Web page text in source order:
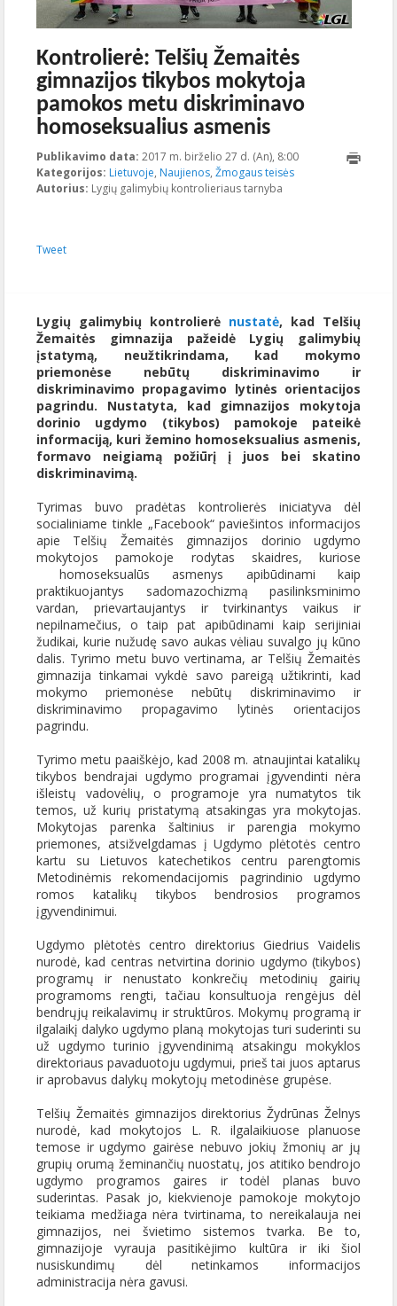
Kontrolierė: Telšių Žemaitės
gimnazijos tikybos mokytoja
pamokos metu diskriminavo
homoseksualius asmenis
Publikavimo data: 2017 m. birželio 27 d. (An), 8:00
Kategorijos: Lietuvoje, Naujienos, Žmogaus teisės
Autorius: Lygių galimybių kontrolieriaus tarnyba
Tweet
Lygių galimybių kontrolierė nustatė, kad Telšių
Žemaitės gimnazija pažeidė Lygių galimybių
įstatymą, neužtikrindama, kad mokymo
priemonėse nebūtų diskriminavimo ir
diskriminavimo propagavimo lytinės orientacijos
pagrindu. Nustatyta, kad gimnazijos mokytoja
dorinio ugdymo (tikybos) pamokoje pateikė
informaciją, kuri žemino homoseksualius asmenis,
formavo neigiamą požiūrį į juos bei skatino
diskriminavimą.
Tyrimas buvo pradėtas kontrolierės iniciatyva dėl
socialiniame tinkle „Facebook“ paviešintos informacijos
apie Telšių Žemaitės gimnazijos dorinio ugdymo
mokytojos pamokoje rodytas skaidres, kuriose
homoseksualūs asmenys apibūdinami kaip
praktikuojantys sadomazochizmą pasilinksminimo
vardan, prievartaujantys ir tvirkinantys vaikus ir
nepilnamečius, o taip pat apibūdinami kaip serijiniai
žudikai, kurie nužudę savo aukas vėliau suvalgo jų kūno
dalis. Tyrimo metu buvo vertinama, ar Telšių Žemaitės
gimnazija tinkamai vykdė savo pareigą užtikrinti, kad
mokymo priemonėse nebūtų diskriminavimo ir
diskriminavimo propagavimo lytinės orientacijos
pagrindu.
Tyrimo metu paaiškėjo, kad 2008 m. atnaujintai katalikų
tikybos bendrajai ugdymo programai įgyvendinti nėra
išleistų vadovėlių, o programoje yra numatytos tik
temos, už kurių pristatymą atsakingas yra mokytojas.
Mokytojas parenka šaltinius ir parengia mokymo
priemones, atsižvelgdamas į Ugdymo plėtotės centro
kartu su Lietuvos katechetikos centru parengtomis
Metodinėmis rekomendacijomis pagrindinio ugdymo
romos katalikų tikybos bendrosios programos
įgyvendinimui.
Ugdymo plėtotės centro direktorius Giedrius Vaidelis
nurodė, kad centras netvirtina dorinio ugdymo (tikybos)
programų ir nenustato konkrečių metodinių gairių
programoms rengti, tačiau konsultuoja rengėjus dėl
bendrųjų reikalavimų ir struktūros. Mokymų programą ir
ilgalaikį dalyko ugdymo planą mokytojas turi suderinti su
už ugdymo turinio įgyvendinimą atsakingu mokyklos
direktoriaus pavaduotoju ugdymui, prieš tai juos aptarus
ir aprobavus dalykų mokytojų metodinėse grupėse.
Telšių Žemaitės gimnazijos direktorius Žydrūnas Želnys
nurodė, kad mokytojos L. R. ilgalaikiuose planuose
temose ir ugdymo gairėse nebuvo jokių žmonių ar jų
grupių orumą žeminančių nuostatų, jos atitiko bendrojo
ugdymo programos gaires ir todėl planas buvo
suderintas. Pasak jo, kiekvienoje pamokoje mokytojo
teikiama medžiaga nėra tvirtinama, to nereikalauja nei
gimnazijos, nei švietimo sistemos tvarka. Be to,
gimnazijoje vyrauja pasitikėjimo kultūra ir iki šiol
nusiskundimų dėl netinkamos informacijos
administracija nėra gavusi.